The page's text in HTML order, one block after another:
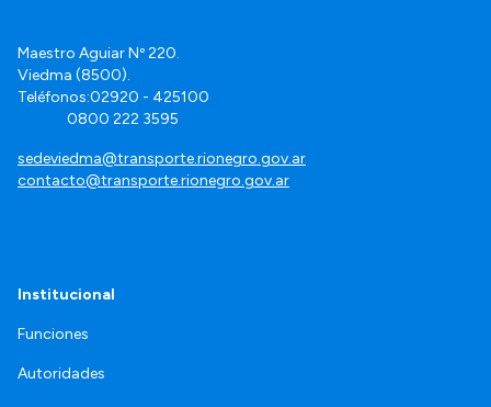
Maestro Aguiar Nº 220.
Viedma (8500).
Teléfonos:02920 - 425100
0800 222 3595
sedeviedma@transporte.rionegro.gov.ar
contacto@transporte.rionegro.gov.ar
Institucional
Funciones
Autoridades